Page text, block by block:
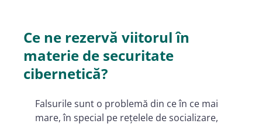
Ce ne rezervă viitorul în
materie de securitate
cibernetică?
Falsurile sunt o problemă din ce în ce mai
mare, în special pe rețelele de socializare,